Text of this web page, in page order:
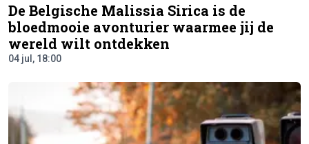
De Belgische Malissia Sirica is de
bloedmooie avonturier waarmee jij de
wereld wilt ontdekken
04 jul, 18:00